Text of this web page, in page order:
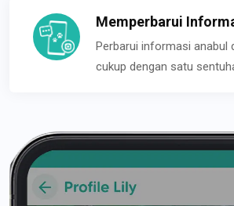
Memperbarui
Perbarui informasi anabul
cukup dengan satu